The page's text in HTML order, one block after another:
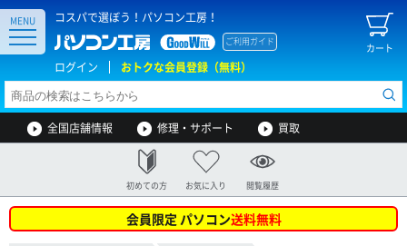
コスパで選ぼう！パソコン工房！
カート
ご利用ガイド
ログイン おトクな会員登録（無料）
MENU
全国店舗情報 修理・サポート 買取
初めての方 お気に入り 閲覧履歴
会員限定 パソコン送料無料